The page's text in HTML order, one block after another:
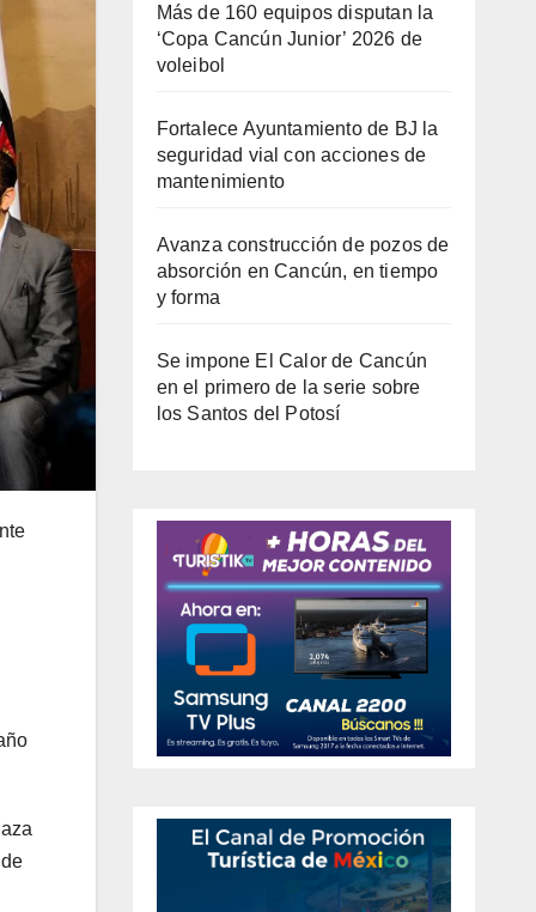
Más de 160 equipos disputan la
‘Copa Cancún Junior’ 2026 de
voleibol
Fortalece Ayuntamiento de BJ la
seguridad vial con acciones de
mantenimiento
Avanza construcción de pozos de
absorción en Cancún, en tiempo
y forma
Se impone El Calor de Cancún
en el primero de la serie sobre
los Santos del Potosí